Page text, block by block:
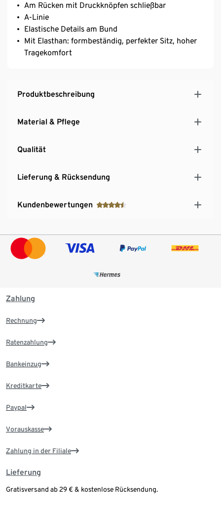
Am Rücken mit Druckknöpfen schließbar
A-Linie
Elastische Details am Bund
Mit Elasthan: formbeständig, perfekter Sitz, hoher
Tragekomfort
Produktbeschreibung
Material & Pflege
Qualität
Lieferung & Rücksendung
Kundenbewertungen
Zahlung
Rechnung
Ratenzahlung
Bankeinzug
Kreditkarte
Paypal
Vorauskasse
Zahlung in der Filiale
Lieferung
Gratisversand ab 29 € & kostenlose Rücksendung.